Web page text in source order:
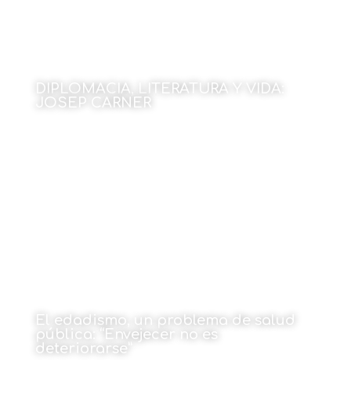
DIPLOMACIA, LITERATURA Y VIDA:
JOSEP CARNER
El edadismo, un problema de salud
pública: “Envejecer no es
deteriorarse”